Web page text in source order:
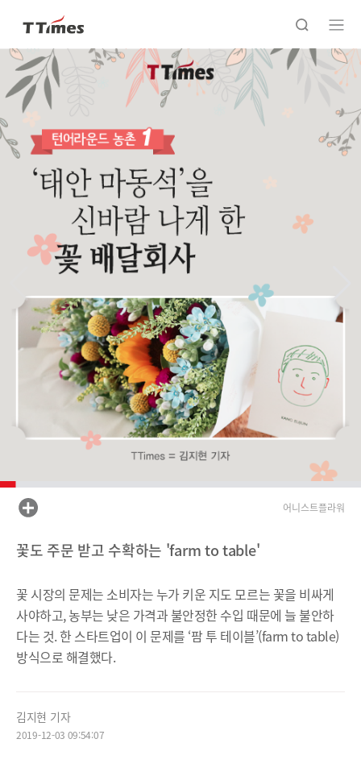
어니스트플라워
꽃도 주문 받고 수확하는 'farm to table'
꽃 시장의 문제는 소비자는 누가 키운 지도 모르는 꽃을 비싸게
사야하고, 농부는 낮은 가격과 불안정한 수입 때문에 늘 불안하
다는 것. 한 스타트업이 이 문제를 ‘팜 투 테이블’(farm to table)
방식으로 해결했다.
김지현 기자
2019-12-03 09:54:07